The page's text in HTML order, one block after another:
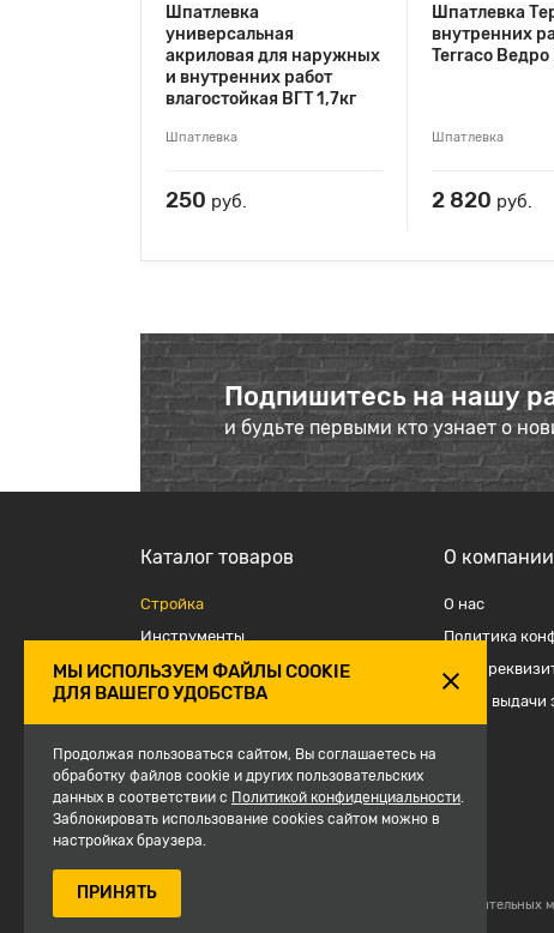
Шпатлевка
универсальная
акриловая для наружных
и внутренних работ
влагостойкая ВГТ 1,7кг
Шпатлевка
250 руб.
Шпатлевка
внутренних
Terraco Ведро
Шпатлевка
2 820 руб.
Подпишитесь на нашу
и будьте первыми кто узнает о
Каталог товаров
Стройка
Инструменты
Отделка
Крепеж и такелаж
Средства защиты, спецодежда
Сантехника
Сезон
О компании
О наc
Политика
Наши
Точки выдачи
© 2007-2026, Магазин строительных
МЫ ИСПОЛЬЗУЕМ ФАЙЛЫ COOKIE
ДЛЯ ВАШЕГО УДОБСТВА
Продолжая пользоваться сайтом, Вы соглашаетесь на
обработку файлов cookie и других пользовательских
данных в соответствии с Политикой конфиденциальности.
Заблокировать использование cookies сайтом можно в
настройках браузера.
ПРИНЯТЬ